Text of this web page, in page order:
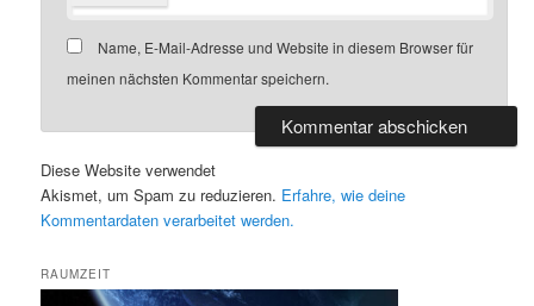
Name, E-Mail-Adresse und Website in diesem Browser für
meinen nächsten Kommentar speichern.
Diese Website verwendet
Akismet, um Spam zu reduzieren. Erfahre, wie deine
Kommentardaten verarbeitet werden.
RAUMZEIT